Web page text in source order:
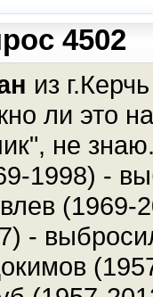
4502
из
ли это
не
1998) -
(1969-
-